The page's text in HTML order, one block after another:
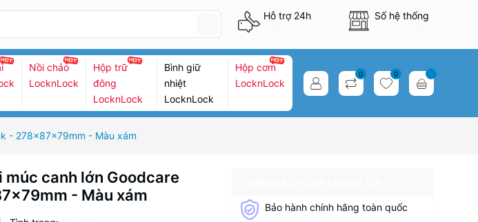
Hỗ trợ 24h Số hệ thống
Nồi chảo
LocknLock
Hộp trữ
đông
LocknLock
Bình giữ
nhiệt
LocknLock
Hộp cơm
LocknLock
0 0
- 278x87x79mm - Màu xám
múc canh lớn Goodcare
- Màu xám
Bảo hành chính hãng toàn quốc